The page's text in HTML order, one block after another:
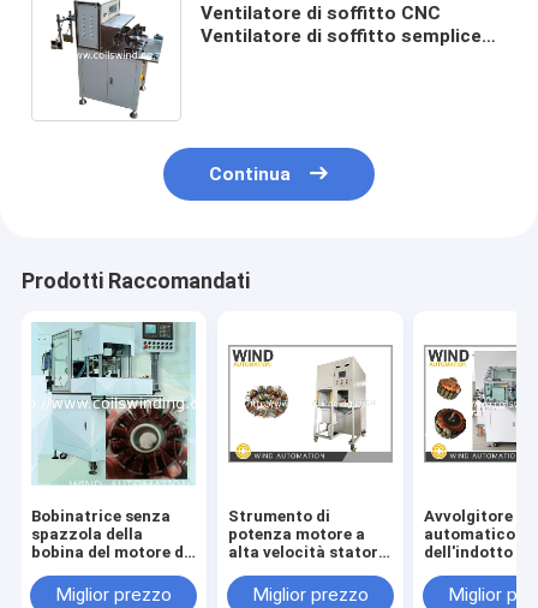
Ventilatore di soffitto CNC
Ventilatore di soffitto semplice
Continua
Prodotti Raccomandati
Bobinatrice senza
spazzola della
bobina del motore di
dell'invertitore del
Miglior prezzo
Strumento di
potenza motore a
alta velocità statore
rivestimento in
Miglior prezzo
Avvolgitore
automatico
dell'indotto
condensatore
Miglior